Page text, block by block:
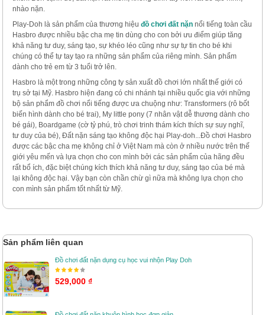
nhào nặn.
Play-Doh là sản phẩm của thương hiệuđồ chơi đất nặn nổi tiếng toàn cầu
Hasbro được nhiều bậc cha mẹ tin dùng cho con bởi ưu điểm giúp tăng
khả năng tư duy, sáng tạo, sự khéo léo cũng như sự tự tin cho bé khi
chúng có thể tự tay tạo ra những sản phẩm của riêng mình. Sản phẩm
dành cho trẻ em từ 3 tuổi trở lên.
Hasbro là một trong những công ty sản xuất đồ chơi lớn nhất thế giới có
trụ sở tại Mỹ. Hasbro hiện đang có chi nhánh tại nhiều quốc gia với những
bộ sản phẩm đồ chơi nổi tiếng được ưa chuộng như: Transformers (rô bốt
biến hình dành cho bé trai), My little pony (7 nhân vật dễ thương dành cho
bé gái), Boardgame (cờ tỷ phú, trò chơi trinh thám kích thích sự suy nghĩ,
tư duy của bé), Đất nặn sáng tạo không độc hại Play-doh...Đồ chơi Hasbro
được các bậc cha mẹ không chỉ ở Việt Nam mà còn ở nhiều nước trên thế
giới yêu mến và lựa chọn cho con mình bởi các sản phẩm của hãng đều
rất bổ ích, đặc biệt chúng kích thích khả năng tư duy, sáng tạo của bé mà
lại không độc hại. Vậy bạn còn chần chừ gì nữa mà không lựa chọn cho
con mình sản phẩm tốt nhất từ Mỹ.
Sản phẩm liên quan
Đồ chơi đất nặn dụng cụ học vui nhộn Play Doh
529,000 ₫